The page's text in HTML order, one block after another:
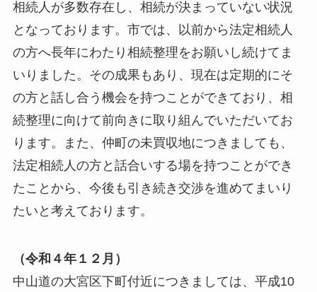
相続人が多数存在し、相続が決まっていない状況
となっております。市では、以前から法定相続人
の方へ長年にわたり相続整理をお願いし続けてま
いりました。その成果もあり、現在は定期的にそ
の方と話し合う機会を持つことができており、相
続整理に向けて前向きに取り組んでいただいてお
ります。また、仲町の未買収地につきましても、
法定相続人の方と話合いする場を持つことができ
たことから、今後も引き続き交渉を進めてまいり
たいと考えております。
（令和４年１２月）
中山道の大宮区下町付近につきましては、平成10